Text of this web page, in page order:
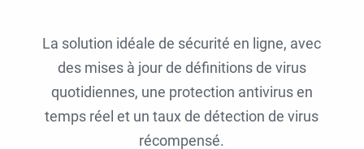
La solution idéale de sécurité en ligne, avec
des mises à jour de définitions de virus
quotidiennes, une protection antivirus en
temps réel et un taux de détection de virus
récompensé.